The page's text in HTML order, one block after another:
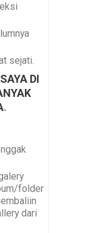
sejati.
DI
.
folder
dari